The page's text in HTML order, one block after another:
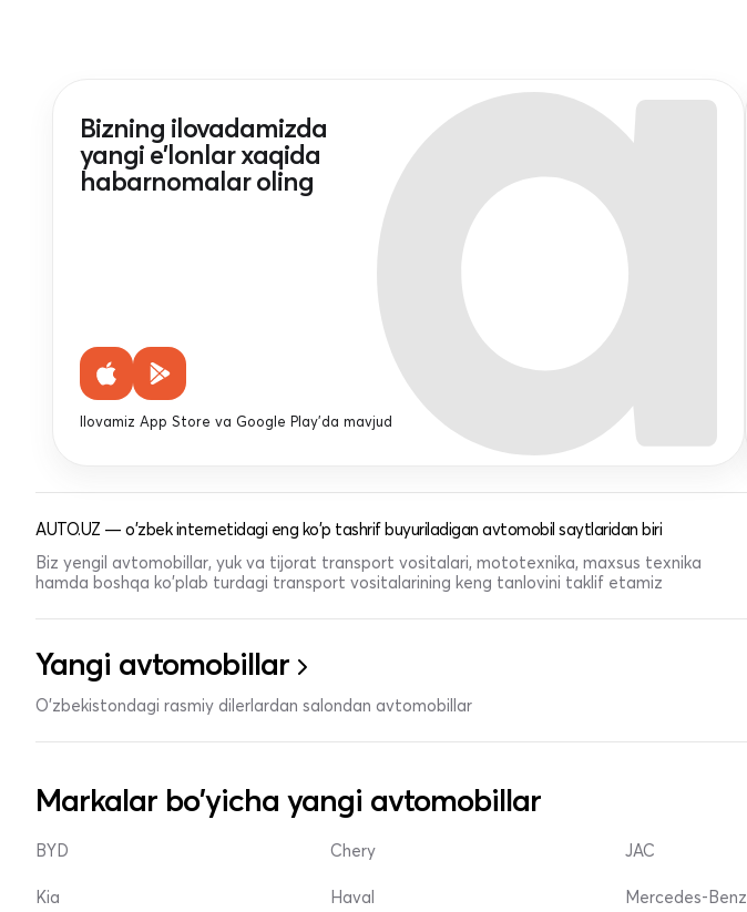
Bizning ilovadamizda
yangi e'lonlar xaqida
habarnomalar oling
Ilovamiz App Store va Google Play'da mavjud
AUTO.UZ — o'zbek internetidagi eng ko'p tashrif buyuriladigan avtomobil saytlaridan biri
Biz yengil avtomobillar, yuk va tijorat transport vositalari, mototexnika, maxsus texnika
hamda boshqa ko'plab turdagi transport vositalarining keng tanlovini taklif etamiz
Yangi avtomobillar
O'zbekistondagi rasmiy dilerlardan salondan avtomobillar
Markalar bo'yicha yangi avtomobillar
BYD
Kia
Chery
Haval
JAC
Mercedes-Benz